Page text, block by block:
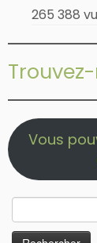
265 388
Vous
Rechercher :